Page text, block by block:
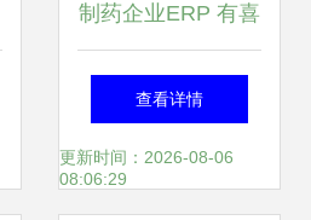
制药企业ERP 有喜
助力实现高效生产
管理与合规运营
查看详情
更新时间：2026-08-06
08:06:29